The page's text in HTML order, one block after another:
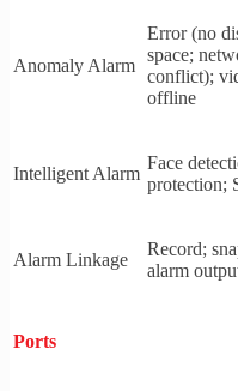
Anomaly Alarm
Error (no
space;
conflict);
offline
Intelligent Alarm
Face
protection;
Alarm Linkage
Record;
alarm
Ports